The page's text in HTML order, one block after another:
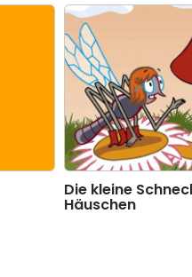
Die kleine
Häuschen